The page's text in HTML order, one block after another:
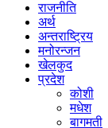
राजनीति
अर्थ
अन्तराष्ट्रिय
मनोरन्जन
खेलकुद
प्रदेश
कोशी
मधेश
बागमती